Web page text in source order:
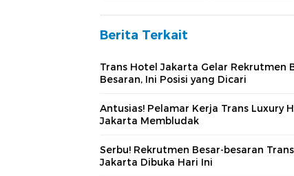
Berita Terkait
Trans Hotel Jakarta Gelar Rekrutmen
Besaran, Ini Posisi yang Dicari
Antusias! Pelamar Kerja Trans Luxury
Jakarta Membludak
Serbu! Rekrutmen Besar-besaran
Jakarta Dibuka Hari Ini